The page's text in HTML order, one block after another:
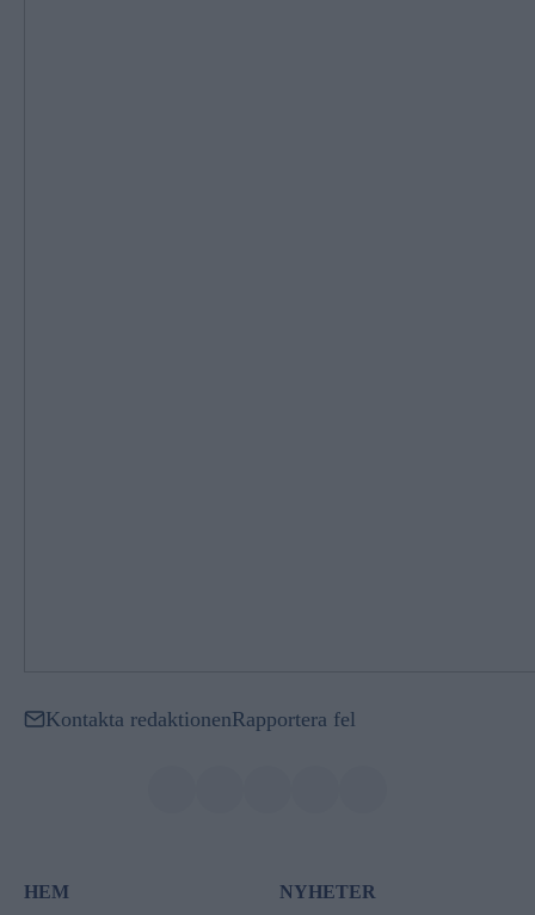
Kontakta redaktionenRapportera fel
HEM NYHETER